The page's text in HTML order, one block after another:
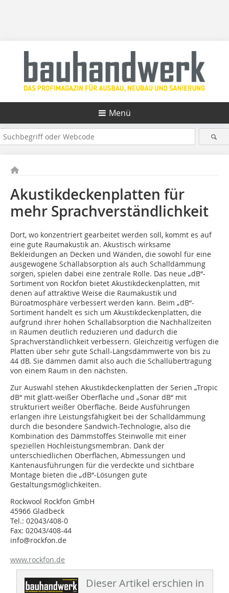
Menü
Akustikdeckenplatten für
mehr Sprachverständlichkeit
Dort, wo konzentriert gearbeitet werden soll, kommt es auf
eine gute Raumakustik an. Akustisch wirksame
Bekleidungen an Decken und Wänden, die sowohl für eine
ausgewogene Schallabsorption als auch Schalldämmung
sorgen, spielen dabei eine zentrale Rolle. Das neue „dB“-
Sortiment von Rockfon bietet Akustikdeckenplatten, mit
denen auf attraktive Weise die Raumakustik und
Büroatmosphäre verbessert werden kann. Beim „dB“-
Sortiment handelt es sich um Akustikdeckenplatten, die
aufgrund ihrer hohen Schallabsorption die Nachhallzeiten
in Räumen deutlich reduzieren und dadurch die
Sprachverständlichkeit verbessern. Gleichzeitig verfügen die
Platten über sehr gute Schall-Längsdämmwerte von bis zu
44 dB. Sie dämmen damit also auch die Schallübertragung
von einem Raum in den nächsten.
Zur Auswahl stehen Akustikdeckenplatten der Serien „Tropic
dB“ mit glatt-weißer Oberfläche und „Sonar dB“ mit
strukturiert weißer Oberfläche. Beide Ausführungen
erlangen ihre Leistungsfähigkeit bei der Schalldämmung
durch die besondere Sandwich-Technologie, also die
Kombination des Dämmstoffes Steinwolle mit einer
speziellen Hochleistungsmembran. Dank der
unterschiedlichen Oberflächen, Abmessungen und
Kantenausführungen für die verdeckte und sichtbare
Montage bieten die „dB“-Lösungen gute
Gestaltungsmöglichkeiten.
Rockwool Rockfon GmbH
45966 Gladbeck
Tel.: 02043/408-0
Fax: 02043/408-44
info@rockfon.de
www.rockfon.de
Dieser Artikel erschien in